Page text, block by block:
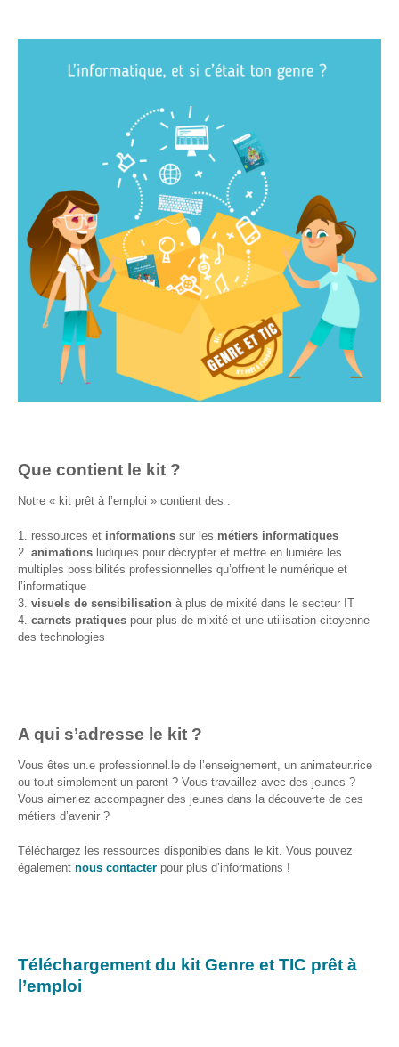
Que contient le kit ?
Notre « kit prêt à l’emploi » contient des :
ressources et informations sur les métiers informatiques
animations ludiques pour décrypter et mettre en lumière les
multiples possibilités professionnelles qu’offrent le numérique et
l’informatique
visuels de sensibilisation à plus de mixité dans le secteur IT
carnets pratiques pour plus de mixité et une utilisation citoyenne
des technologies
A qui s’adresse le kit ?
Vous êtes un.e professionnel.le de l’enseignement, un animateur.rice
ou tout simplement un parent ? Vous travaillez avec des jeunes ?
Vous aimeriez accompagner des jeunes dans la découverte de ces
métiers d’avenir ?
Téléchargez les ressources disponibles dans le kit. Vous pouvez
également nous contacter pour plus d’informations !
Téléchargement du kit Genre et TIC prêt à
l’emploi
numérique
Pour
les
ainé·es
Formations
sur mesure
Découvrir
Espace
Public
ainé·es
Déclics
: menez
l’enquête !
Animations
ouvertes
au public
découverte
des métiers
informatiques
Fiches
métiers
Informatique
Interviews